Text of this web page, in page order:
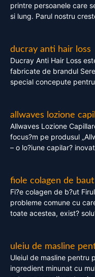
printre persoanele care
si lung. Parul nostru
ducray anti hair loss
Ducray Anti Hair Loss
fabricate de brandul
special concepute
allwaves lozione
Allwaves Lozione
focus?m pe produsul
– o lo?iune capilar?
fiole colagen de baut
Fi?e colagen de b?ut
probleme comune cu
toate acestea, exist?
uleiu de masline
Uleiul de masline pentru
ingredient minunat cu